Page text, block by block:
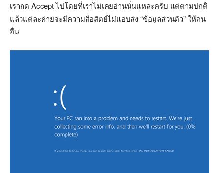
เรากด Accept ไปโดยที่เราไม่เคยอ่านนั่นแหละครับ แต่ตามปกติ
แล้วแต่ละค่ายจะมีความสื่อสัตย์ไม่แอบส่ง “ข้อมูลส่วนตัว” ให้คน
อื่น